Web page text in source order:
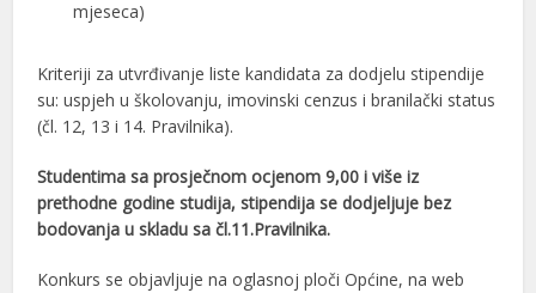
mjeseca)
Kriteriji za utvrđivanje liste kandidata za dodjelu stipendije
su: uspjeh u školovanju, imovinski cenzus i branilački status
(čl. 12, 13 i 14. Pravilnika).
Studentima sa prosječnom ocjenom 9,00 i više iz
prethodne godine studija, stipendija se dodjeljuje bez
bodovanja u skladu sa čl.11.Pravilnika.
Konkurs se objavljuje na oglasnoj ploči Općine, na web